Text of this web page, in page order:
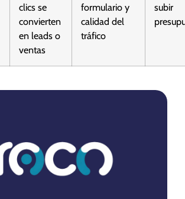
clics se
convierten
en leads o
ventas
formulario y
calidad del
tráfico
subir